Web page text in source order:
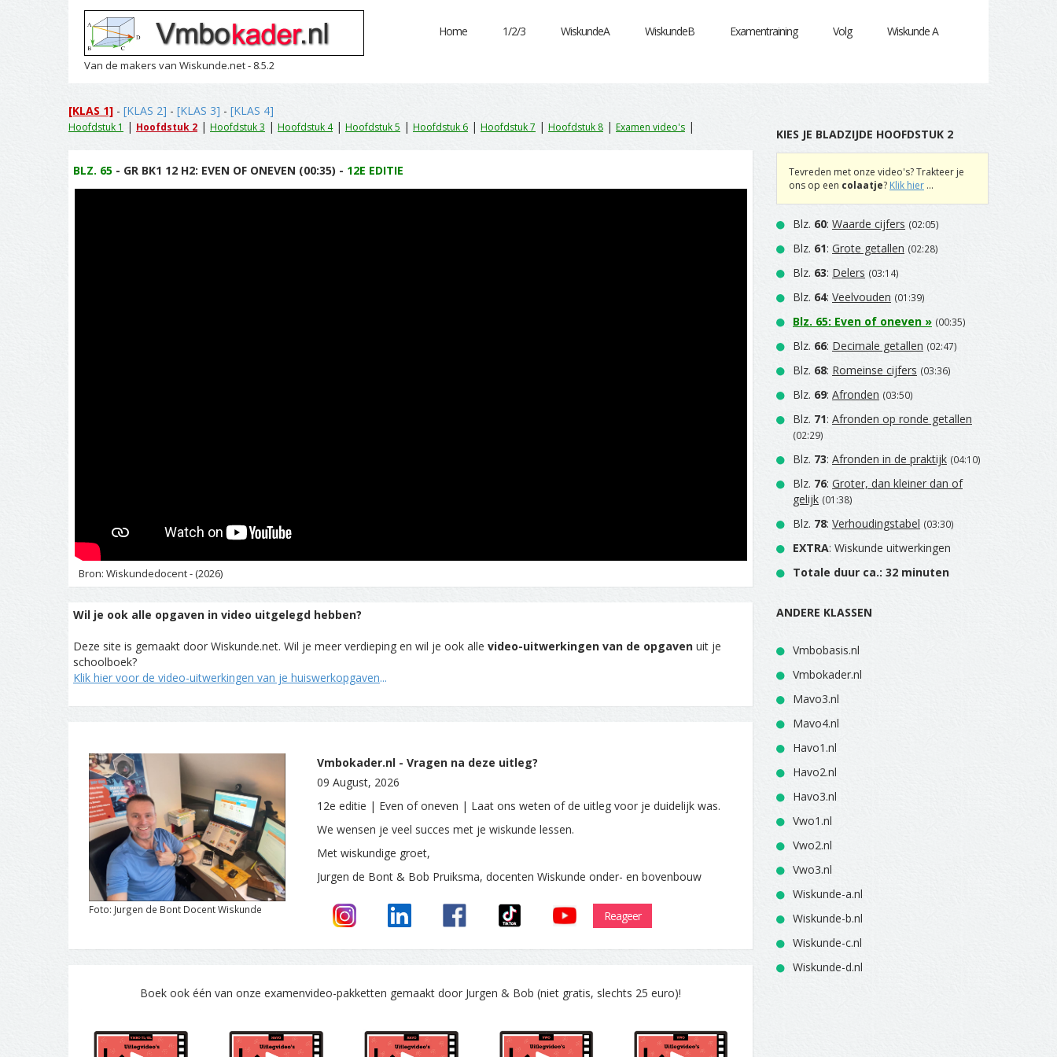
Van de makers van Wiskunde.net - 8.5.2
Home 1/2/3 WiskundeA WiskundeB Examentraining Volg Wiskunde A
[KLAS 1] - [KLAS 2] - [KLAS 3] - [KLAS 4]
Hoofdstuk 1 | Hoofdstuk 2 | Hoofdstuk 3 | Hoofdstuk 4| Hoofdstuk 5 | Hoofdstuk 6 | Hoofdstuk 7 | Hoofdstuk 8 | Examen video's |
BLZ. 65 - GR BK1 12 H2: EVEN OF ONEVEN (00:35) - 12E EDITIE
Bron: Wiskundedocent - (2026)
Wil je ook alle opgaven in video uitgelegd hebben?
Deze site is gemaakt door Wiskunde.net. Wil je meer verdieping en wil je ook alle video-uitwerkingen van de opgaven uit je
schoolboek?
Klik hier voor de video-uitwerkingen van je huiswerkopgaven...
Foto: Jurgen de Bont Docent Wiskunde
Vmbokader.nl - Vragen na deze uitleg?
09 August, 2026
12e editie | Even of oneven | Laat ons weten of de uitleg voor je duidelijk was.
We wensen je veel succes met je wiskunde lessen.
Met wiskundige groet,
Jurgen de Bont & Bob Pruiksma, docenten Wiskunde onder- en bovenbouw
Reageer
Boek ook één van onze examenvideo-pakketten gemaakt door Jurgen & Bob (niet gratis, slechts 25 euro)!
KIES JE BLADZIJDE HOOFDSTUK 2
Tevreden met onze video's? Trakteer je
ons op een colaatje? Klik hier ...
Blz. 60: Waarde cijfers (02:05)
Blz. 61: Grote getallen (02:28)
Blz. 63: Delers (03:14)
Blz. 64: Veelvouden (01:39)
Blz. 65: Even of oneven » (00:35)
Blz. 66: Decimale getallen (02:47)
Blz. 68: Romeinse cijfers (03:36)
Blz. 69: Afronden (03:50)
Blz. 71: Afronden op ronde getallen
(02:29)
Blz. 73: Afronden in de praktijk (04:10)
Blz. 76: Groter, dan kleiner dan of
gelijk (01:38)
Blz. 78: Verhoudingstabel (03:30)
EXTRA: Wiskunde uitwerkingen
Totale duur ca.: 32 minuten
ANDERE KLASSEN
Vmbobasis.nl
Vmbokader.nl
Mavo3.nl
Mavo4.nl
Havo1.nl
Havo2.nl
Havo3.nl
Vwo1.nl
Vwo2.nl
Vwo3.nl
Wiskunde-a.nl
Wiskunde-b.nl
Wiskunde-c.nl
Wiskunde-d.nl